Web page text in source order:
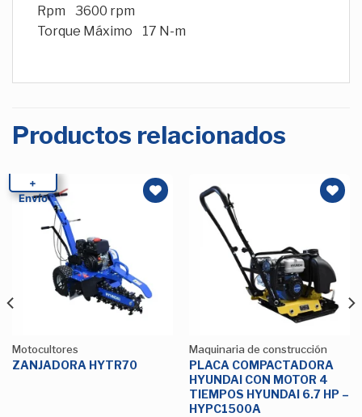
Rpm 3600 rpm
Torque Máximo 17 N-m
Productos relacionados
+
Envío
Motocultores
ZANJADORA HYTR70
Lista de
deseos
Maquinaria de construcción
PLACA COMPACTADORA
HYUNDAI CON MOTOR 4
TIEMPOS HYUNDAI 6.7 HP –
HYPC1500A